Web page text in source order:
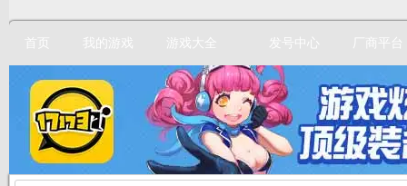
首页 我的游戏 游戏大全 发号中心 厂商平台